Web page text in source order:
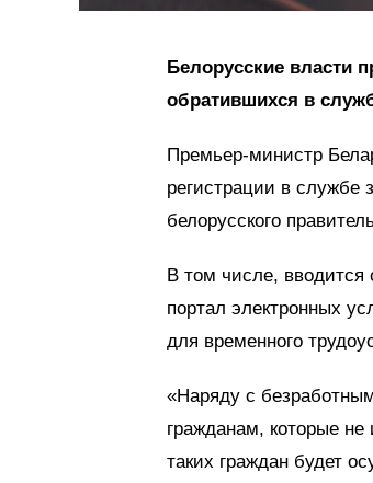
Белорусские власти
обратившихся в
Премьер-министр
регистрации в службе
белорусского
В том числе, вводится
портал электронных
для временного
«Наряду с
гражданам, которые
таких граждан будет